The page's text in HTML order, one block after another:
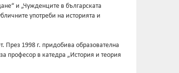
и „Чужденците в българската
употреби на историята и
През 1998 г. придобива образователна
професор в катедра „История и теория